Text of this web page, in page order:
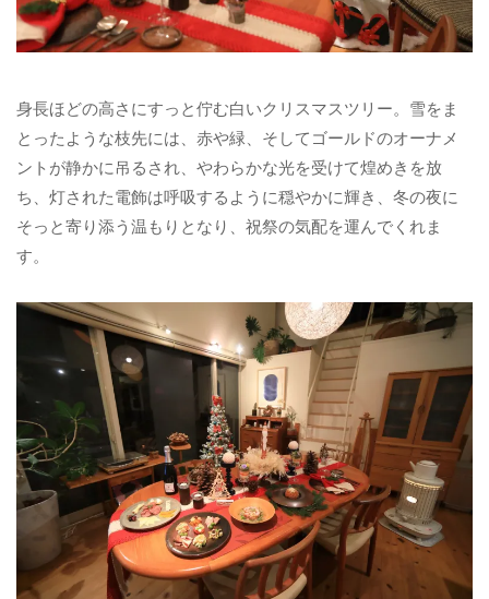
身長ほどの高さにすっと佇む白いクリスマスツリー。雪をま
とったような枝先には、赤や緑、そしてゴールドのオーナメ
ントが静かに吊るされ、やわらかな光を受けて煌めきを放
ち、灯された電飾は呼吸するように穏やかに輝き、冬の夜に
そっと寄り添う温もりとなり、祝祭の気配を運んでくれま
す。